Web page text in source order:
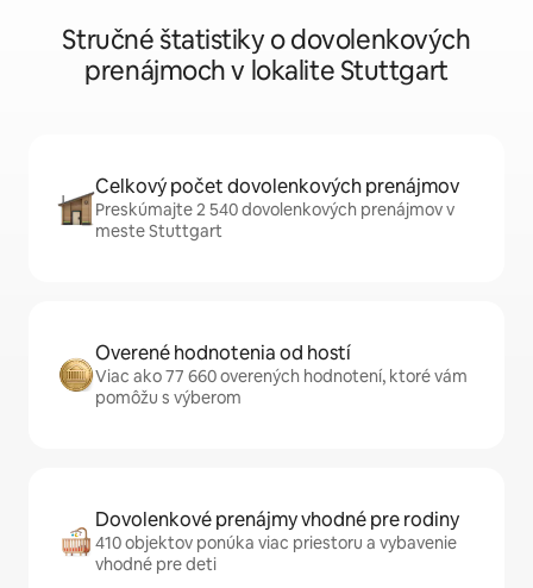
Stručné štatistiky o dovolenkových
prenájmoch v lokalite Stuttgart
Celkový počet dovolenkových prenájmov
Preskúmajte 2 540 dovolenkových prenájmov v
meste Stuttgart
Overené hodnotenia od hostí
Viac ako 77 660 overených hodnotení, ktoré vám
pomôžu s výberom
Dovolenkové prenájmy vhodné pre rodiny
410 objektov ponúka viac priestoru a vybavenie
vhodné pre deti